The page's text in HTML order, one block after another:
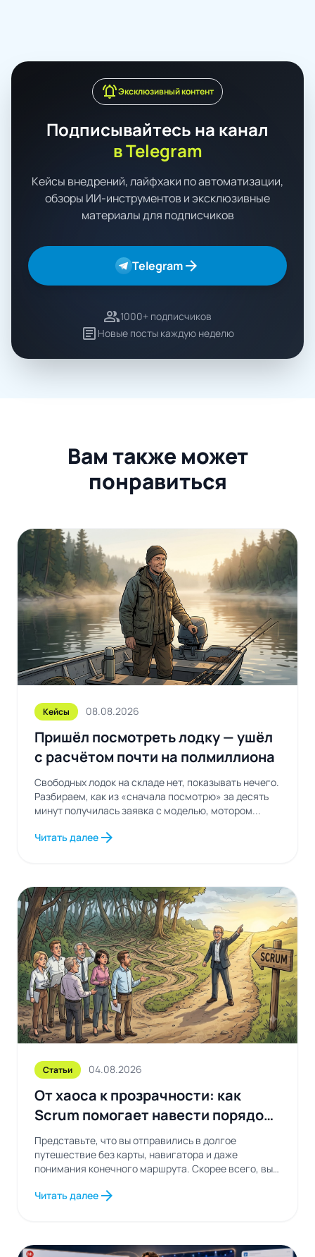
notifications_activeЭксклюзивный контент
Подписывайтесь на канал
в Telegram
Кейсы внедрений, лайфхаки по автоматизации,
обзоры ИИ-инструментов и эксклюзивные
материалы для подписчиков
Telegramarrow_forward
group1000+ подписчиков
article Новые посты каждую неделю
Вам также может
понравиться
Кейсы 08.08.2026
Пришёл посмотреть лодку — ушёл
с расчётом почти на полмиллиона
Свободных лодок на складе нет, показывать нечего.
Разбираем, как из «сначала посмотрю» за десять
минут получилась заявка с моделью, мотором...
Читать далее arrow_forward
Статьи 04.08.2026
От хаоса к прозрачности: как
Scrum помогает навести порядок
в рабочих процессах
Представьте, что вы отправились в долгое
путешествие без карты, навигатора и даже
понимания конечного маршрута. Скорее всего, вы
Читать далее arrow_forward